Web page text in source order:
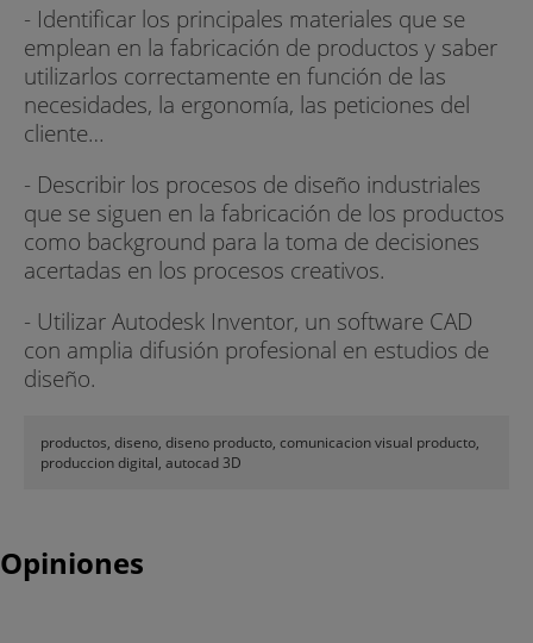
- Identificar los principales materiales que se
emplean en la fabricación de productos y saber
utilizarlos correctamente en función de las
necesidades, la ergonomía, las peticiones del
cliente…
- Describir los procesos de diseño industriales
que se siguen en la fabricación de los productos
como background para la toma de decisiones
acertadas en los procesos creativos.
- Utilizar Autodesk Inventor, un software CAD
con amplia difusión profesional en estudios de
diseño.
productos, diseno, diseno producto, comunicacion visual producto,
produccion digital, autocad 3D
Opiniones